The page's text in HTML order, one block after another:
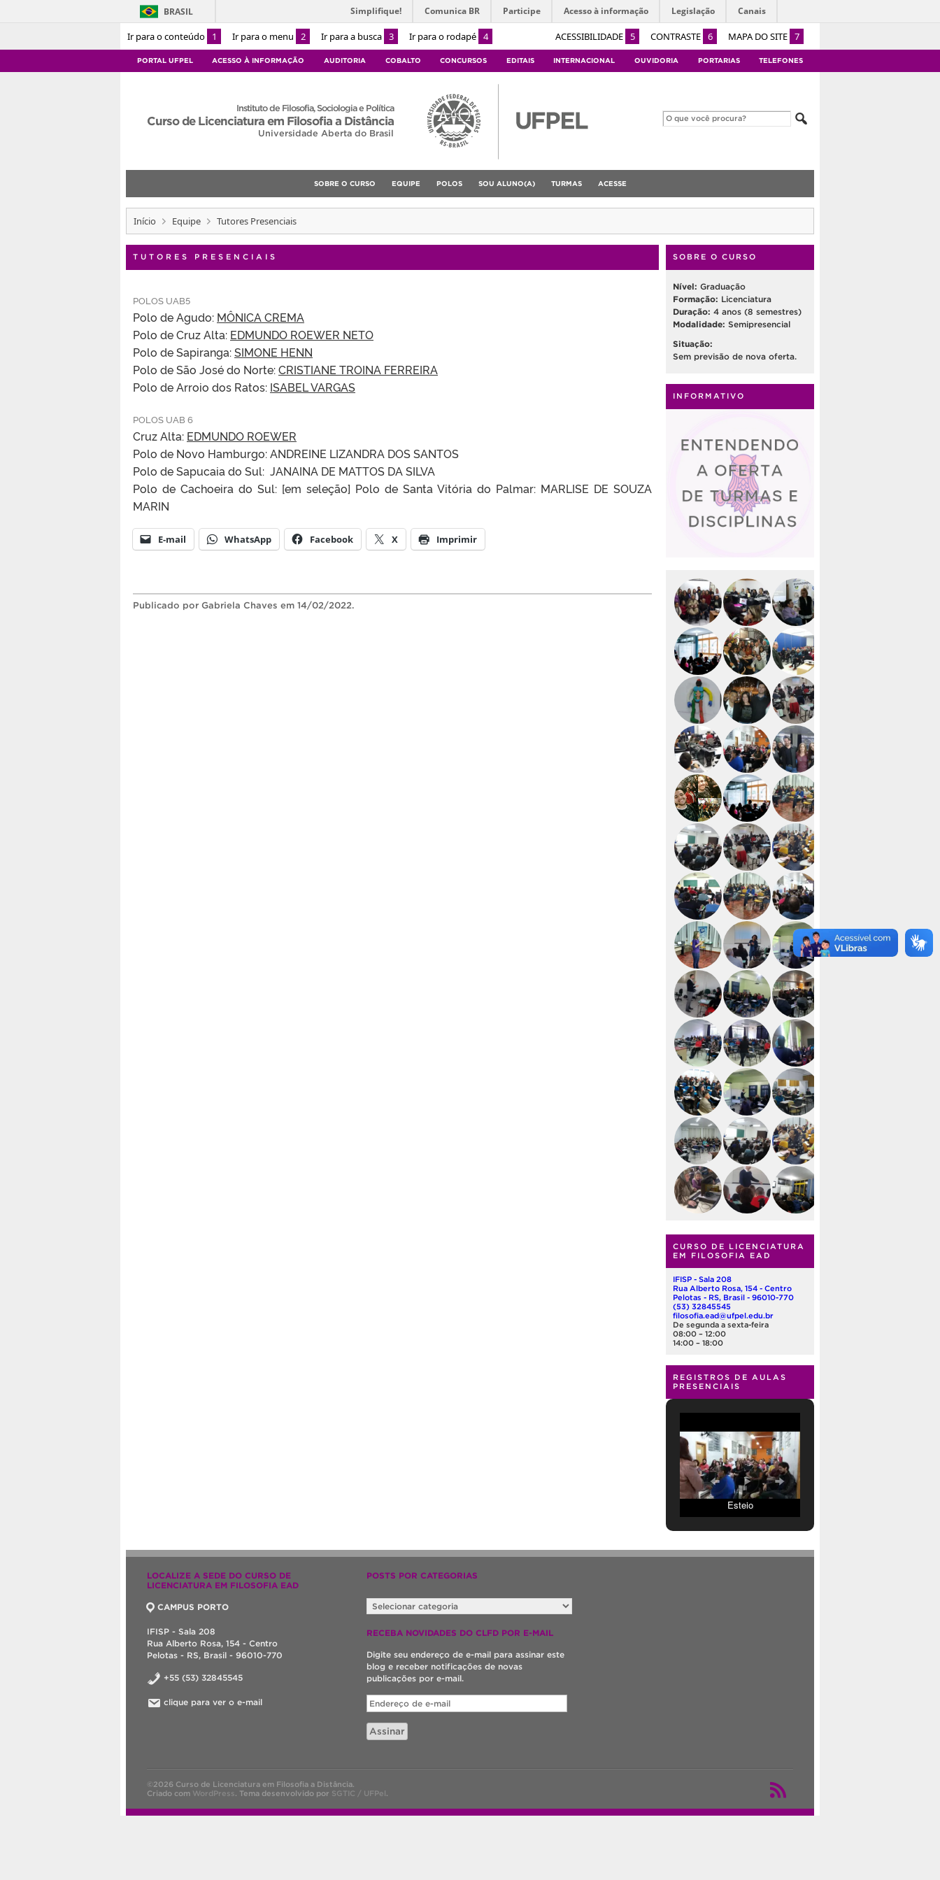
Ir para o conteúdo 1 Ir para o menu 2 Ir para a busca 3 Ir para o rodapé 4 ACESSIBILIDADE 5 CONTRASTE 6 MAPA DO SITE 7
BRASIL Simplifique! Comunica BR Participe Acesso à informação Legislação Canais
PORTAL UFPEL ACESSO À INFORMAÇÃO AUDITORIA COBALTO CONCURSOS EDITAIS INTERNACIONAL OUVIDORIA PORTARIAS TELEFONES
Instituto de Filosofia, Sociologia e Política
Curso de Licenciatura em Filosofia a Distância
Universidade Aberta do Brasil
SOBRE O CURSO EQUIPE POLOS SOU ALUNO(A) TURMAS ACESSE
Início Equipe Tutores Presenciais
TUTORES PRESENCIAIS
POLOS UAB5
Polo de Agudo: MÔNICA CREMA
Polo de Cruz Alta: EDMUNDO ROEWER NETO
Polo de Sapiranga:SIMONE HENN
Polo de São José do Norte:CRISTIANE TROINA FERREIRA
Polo de Arroio dos Ratos: ISABEL VARGAS
POLOS UAB 6
Cruz Alta: EDMUNDO ROEWER
Polo de Novo Hamburgo: ANDREINE LIZANDRA DOS SANTOS
Polo de Sapucaia do Sul: JANAINA DE MATTOS DA SILVA
Polo de Cachoeira do Sul: [em seleção] Polo de Santa Vitória do Palmar: MARLISE DE SOUZA
MARIN
E-mail WhatsApp Facebook X Imprimir
Publicado por Gabriela Chaves em 14/02/2022.
SOBRE O CURSO
Nível: Graduação
Formação: Licenciatura
Duração: 4 anos (8 semestres)
Modalidade: Semipresencial
Situação:
Sem previsão de nova oferta.
INFORMATIVO
CURSO DE LICENCIATURA
EM FILOSOFIA EAD
IFISP - Sala 208
Rua Alberto Rosa, 154 - Centro
Pelotas - RS, Brasil - 96010-770
(53) 32845545
filosofia.ead@ufpel.edu.br
De segunda a sexta-feira
08:00 – 12:00
14:00 – 18:00
REGISTROS DE AULAS
PRESENCIAIS
Esteio
LOCALIZE A SEDE DO CURSO DE
LICENCIATURA EM FILOSOFIA EAD
CAMPUS PORTO
IFISP - Sala 208
Rua Alberto Rosa, 154 - Centro
Pelotas - RS, Brasil - 96010-770
+55 (53) 32845545
clique para ver o e-mail
POSTS POR CATEGORIAS
POR
CATEGORIAS
RECEBA NOVIDADES DO CLFD POR E-MAIL
Digite seu endereço de e-mail para assinar este
blog e receber notificações de novas
publicações por e-mail.
Endereço
de
e-
mail
Assinar
©2026 Curso de Licenciatura em Filosofia a Distância.
Criado com WordPress. Tema desenvolvido por SGTIC / UFPel.